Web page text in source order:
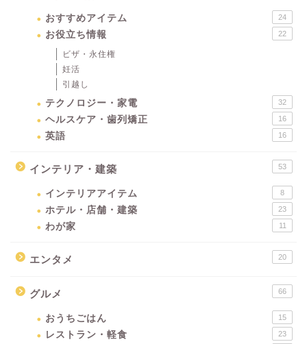
おすすめアイテム 24
お役立ち情報 22
ビザ・永住権
妊活
引越し
テクノロジー・家電 32
ヘルスケア・歯列矯正 16
英語 16
インテリア・建築 53
インテリアアイテム 8
ホテル・店舗・建築 23
わが家 11
エンタメ 20
グルメ 66
おうちごはん 15
レストラン・軽食 23